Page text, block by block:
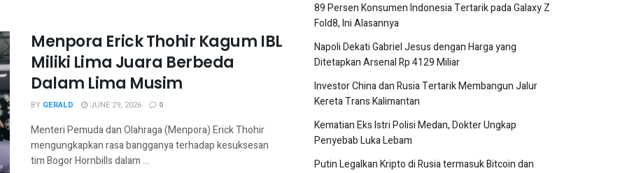
Menpora Erick Thohir Kagum IBL
Miliki Lima Juara Berbeda
Dalam Lima Musim
BY GERALD JUNE 29, 2026 0
Menteri Pemuda dan Olahraga (Menpora) Erick Thohir
mengungkapkan rasa bangganya terhadap kesuksesan
tim Bogor Hornbills dalam ...
89 Persen Konsumen Indonesia Tertarik pada Galaxy Z
Fold8, Ini Alasannya
Napoli Dekati Gabriel Jesus dengan Harga yang
Ditetapkan Arsenal Rp 4129 Miliar
Investor China dan Rusia Tertarik Membangun Jalur
Kereta Trans Kalimantan
Kematian Eks Istri Polisi Medan, Dokter Ungkap
Penyebab Luka Lebam
Putin Legalkan Kripto di Rusia termasuk Bitcoin dan